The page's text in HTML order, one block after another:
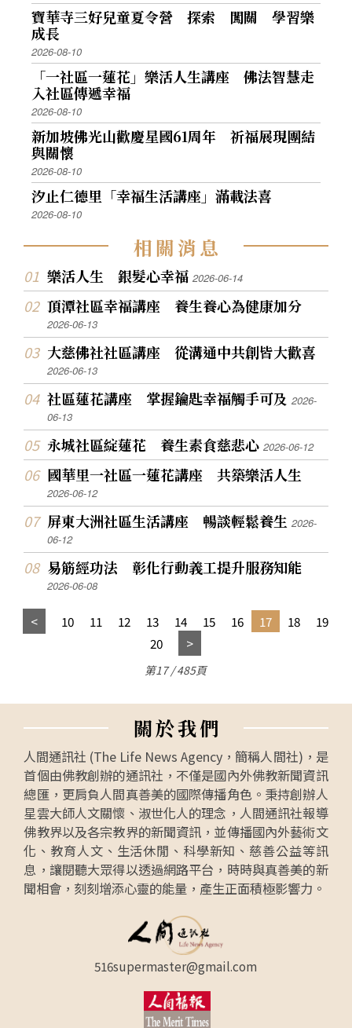
寶華寺三好兒童夏令營 探索 闖關 學習樂
成長
2026-08-10
「一社區一蓮花」樂活人生講座 佛法智慧走
入社區傳遞幸福
2026-08-10
新加坡佛光山歡慶星國61周年 祈福展現團結
與關懷
2026-08-10
汐止仁德里「幸福生活講座」滿載法喜
2026-08-10
相關消息
樂活人生 銀髮心幸福2026-06-14
頂潭社區幸福講座 養生養心為健康加分
2026-06-13
大慈佛社社區講座 從溝通中共創皆大歡喜
2026-06-13
社區蓮花講座 掌握鑰匙幸福觸手可及2026-
06-13
永城社區綻蓮花 養生素食慈悲心2026-06-12
國華里一社區一蓮花講座 共築樂活人生
2026-06-12
屏東大洲社區生活講座 暢談輕鬆養生2026-
06-12
易筋經功法 彰化行動義工提升服務知能
2026-06-08
10 11 12 13 14 15 16 17 18
19
20
第17 / 485頁
關於我們
人間通訊社 (The Life News Agency，簡稱人間社)，是
首個由佛教創辦的通訊社，不僅是國內外佛教新聞資訊
總匯，更肩負人間真善美的國際傳播角色。秉持創辦人
星雲大師人文關懷、淑世化人的理念，人間通訊社報導
佛教界以及各宗教界的新聞資訊，並傳播國內外藝術文
化、教育人文、生活休閒、科學新知、慈善公益等訊
息，讓閱聽大眾得以透過網路平台，時時與真善美的新
聞相會，刻刻增添心靈的能量，產生正面積極影響力。
516supermaster@gmail.com